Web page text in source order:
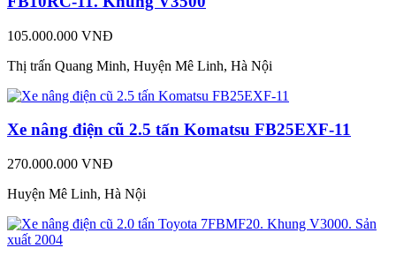
105.000.000 VNĐ
Thị trấn Quang Minh, Huyện Mê Linh, Hà Nội
Xe nâng điện cũ 2.5 tấn Komatsu FB25EXF-11
270.000.000 VNĐ
Huyện Mê Linh, Hà Nội